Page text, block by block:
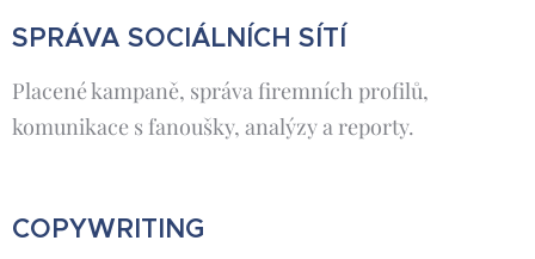
SPRÁVA SOCIÁLNÍCH SÍTÍ
Placené kampaně, správa firemních profilů,
komunikace s fanoušky, analýzy a reporty.
COPYWRITING